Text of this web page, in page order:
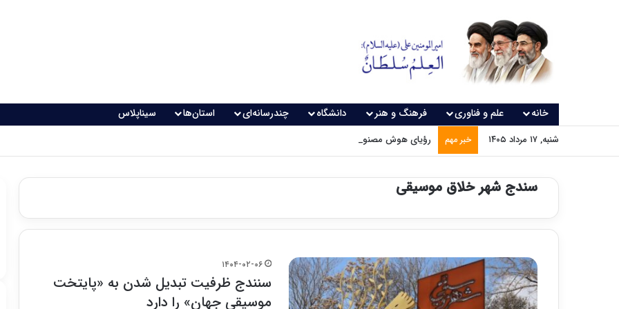
خانه علم و فناوری فرهنگ و هنر دانشگاه چندرسانه‌ای استان‌ها سیناپلاس
شنبه, ۱۷ مرداد ۱۴۰۵ خبر مهم رؤیای هوش مصنوعی چه زمانی واقعی می‌شود؟
سندج شهر خلاق موسیقی
۱۴۰۴-۰۲-۰۶
سنندج ظرفیت تبدیل شدن به «پایتخت
موسیقی جهان» را دارد